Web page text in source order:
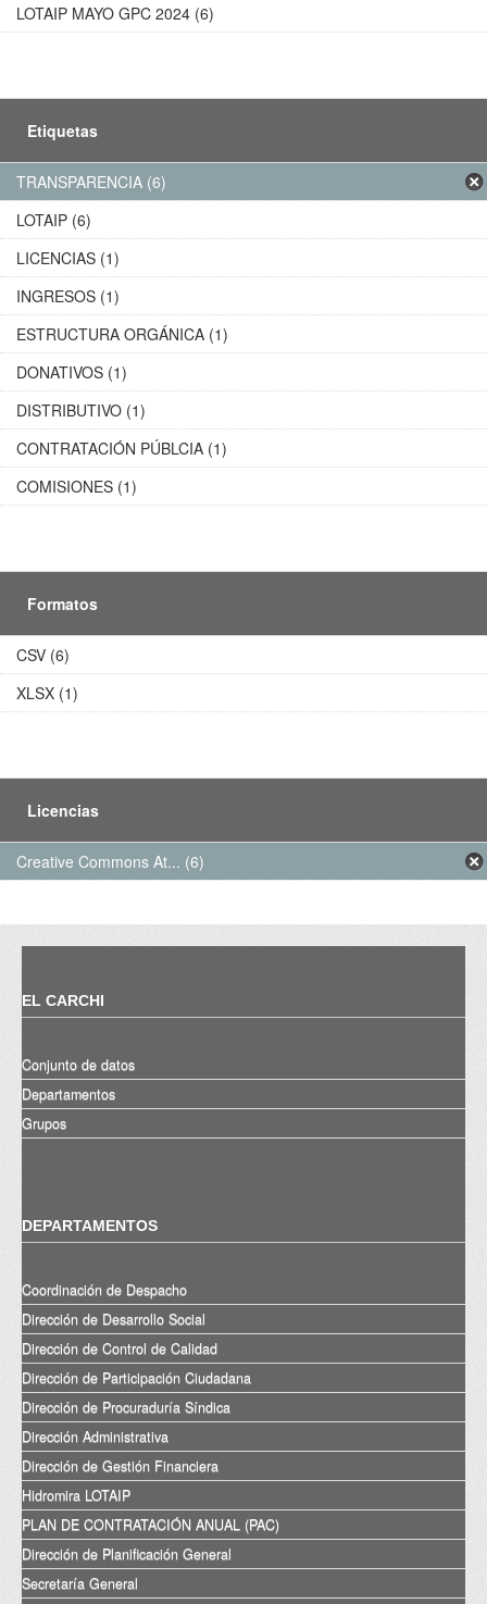
LOTAIP MAYO GPC 2024 (6)
Etiquetas
TRANSPARENCIA (6)
LOTAIP (6)
LICENCIAS (1)
INGRESOS (1)
ESTRUCTURA ORGÁNICA (1)
DONATIVOS (1)
DISTRIBUTIVO (1)
CONTRATACIÓN PÚBLCIA (1)
COMISIONES (1)
Formatos
CSV (6)
XLSX (1)
Licencias
Creative Commons At... (6)
EL CARCHI
Conjunto de datos
Departamentos
Grupos
DEPARTAMENTOS
Coordinación de Despacho
Dirección de Desarrollo Social
Dirección de Control de Calidad
Dirección de Participación Ciudadana
Dirección de Procuraduría Síndica
Dirección Administrativa
Dirección de Gestión Financiera
Hidromira LOTAIP
PLAN DE CONTRATACIÓN ANUAL (PAC)
Dirección de Planificación General
Secretaría General